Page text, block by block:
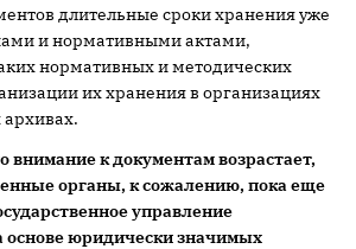
длительные сроки хранения уже
и нормативными актами,
нормативных и методических
их хранения в организациях
архивах.
внимание к документам возрастает,
органы, к сожалению, пока еще
управление
основе юридически значимых